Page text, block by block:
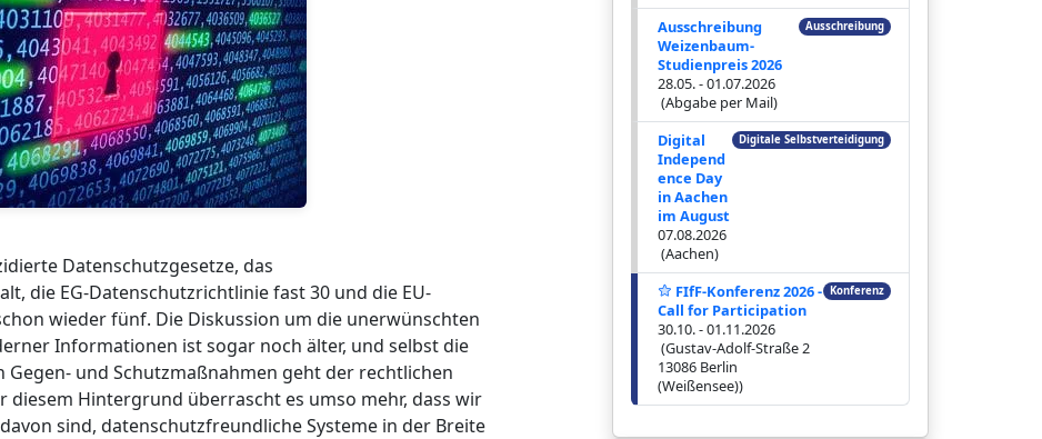
Datenschutzgesetze, das
die EG-Datenschutzrichtlinie fast 30 und die EU-
wieder fünf. Die Diskussion um die unerwünschten
Informationen ist sogar noch älter, und selbst die
und Schutzmaßnahmen geht der rechtlichen
diesem Hintergrund überrascht es umso mehr, dass wir
sind, datenschutzfreundliche Systeme in der Breite
Ausschreibung
Weizenbaum-
Studienpreis 2026
28.05. - 01.07.2026
(Abgabe per Mail)
Ausschreibung
Digital
Independ
ence Day
in Aachen
im August
07.08.2026
(Aachen)
Digitale Selbstverteidigung
FIfF-Konferenz 2026 -
Call for Participation
30.10. - 01.11.2026
(Gustav-Adolf-Straße 2
13086 Berlin
(Weißensee))
Konferenz